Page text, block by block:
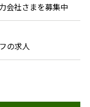
会社さまを募集中
の求人